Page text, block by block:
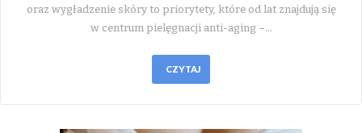
oraz wygładzenie skóry to priorytety, które od lat znajdują się
w centrum pielęgnacji anti-aging –…
CZYTAJ